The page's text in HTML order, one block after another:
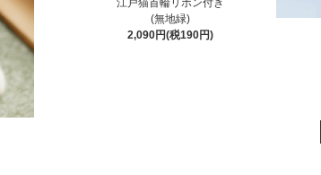
江戸猫首輪リボン付き
(無地緑)
2,090円(税190円)